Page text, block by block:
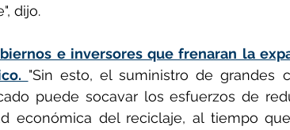
dijo.
e inversores que frenaran la
"Sin esto, el suministro de grandes
puede socavar los esfuerzos de
económica del reciclaje, al tiempo